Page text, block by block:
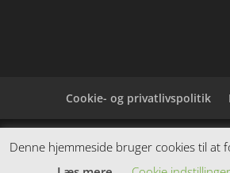
Cookie- og privatlivspolitik
Denne hjemmeside samler et
spændende varer. Siden er et
Denne hjemmeside bruger cookies til at